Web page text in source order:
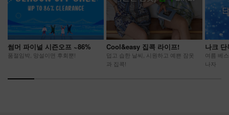
썸머 파이널 시즌오프 ~86%
품절임박, 망설이면 후회뿐!
Cool&easy 집콕 라이프!
덥고 습한 날씨, 시원하고 예쁜 잠옷
과 집콕!
나크
여름 베
나자